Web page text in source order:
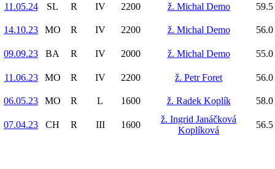
11.05.24 SL R IV 2200 ž. Michal Demo 59.5
14.10.23 MO R IV 2200 ž. Michal Demo 56.0
09.09.23 BA R IV 2000 ž. Michal Demo 55.0
11.06.23 MO R IV 2200 ž. Petr Foret 56.0
06.05.23 MO R L 1600 ž. Radek Koplík 58.0
07.04.23 CH R III 1600
ž. Ingrid Janáčková
Koplíková
56.5